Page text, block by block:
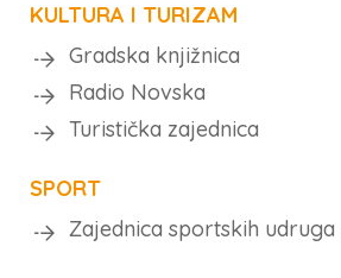
KULTURA I TURIZAM
Gradska knjižnica
Radio Novska
Turistička zajednica
SPORT
Zajednica sportskih udruga